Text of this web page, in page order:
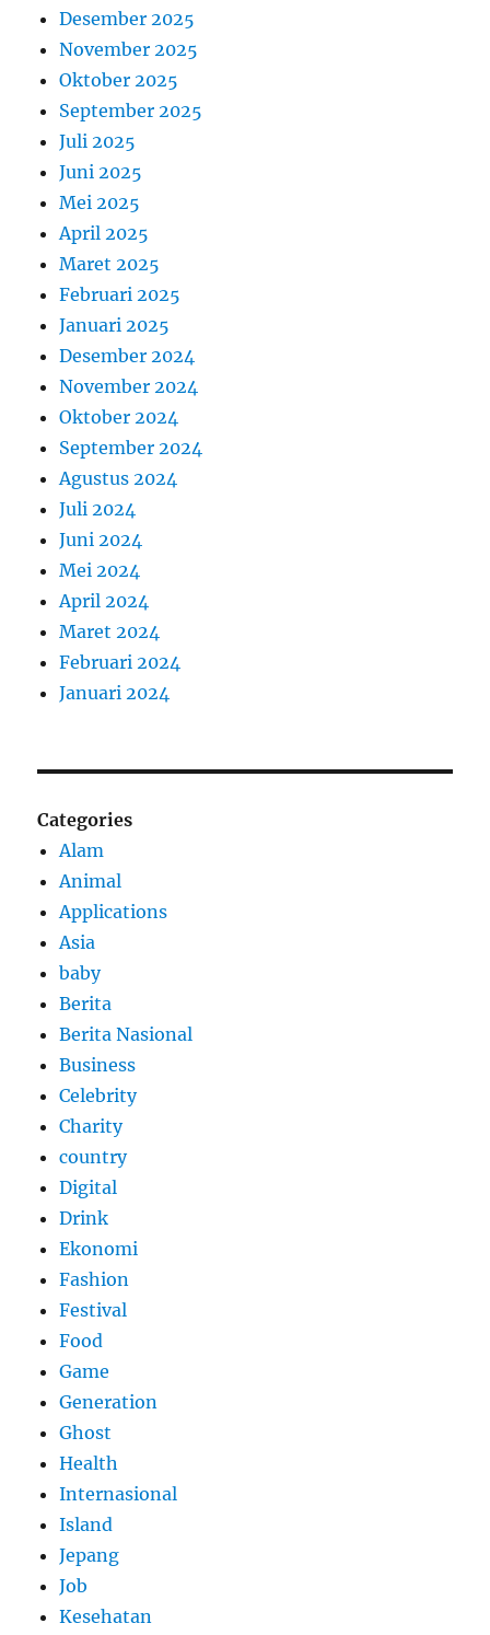
Desember 2025
November 2025
Oktober 2025
September 2025
Juli 2025
Juni 2025
Mei 2025
April 2025
Maret 2025
Februari 2025
Januari 2025
Desember 2024
November 2024
Oktober 2024
September 2024
Agustus 2024
Juli 2024
Juni 2024
Mei 2024
April 2024
Maret 2024
Februari 2024
Januari 2024
Categories
Alam
Animal
Applications
Asia
baby
Berita
Berita Nasional
Business
Celebrity
Charity
country
Digital
Drink
Ekonomi
Fashion
Festival
Food
Game
Generation
Ghost
Health
Internasional
Island
Jepang
Job
Kesehatan